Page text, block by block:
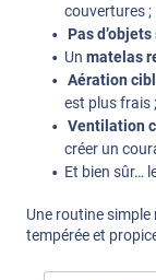
couvertures ;
Pas
Un matelas
Aération
est plus frais ;
Ventilation
créer un
Et bien sûr…
Une routine
tempérée et